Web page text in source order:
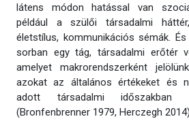
látens módon hatással van
például a szülői társadalmi
életstílus, kommunikációs sémák.
sorban egy tág, társadalmi erőtér
amelyet makrorendszerként
azokat az általános értékeket és
adott társadalmi időszakban
(Bronfenbrenner 1979, Herczegh